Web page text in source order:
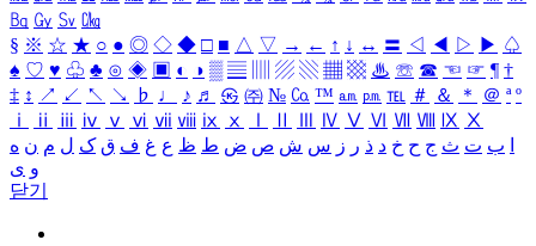
㏃ ㏉ ㏜ ㏆
§ ※ ☆ ★ ○ ● ◎ ◇ ◆ □ ■ △ ▽ → ← ↑ ↓ ↔ 〓 ◁ ◀ ▷ ▶ ♤
♠ ♡ ♥ ♧ ♣ ⊙ ◈ ▣ ◐ ◑ ▒ ▤ ▨ ▧ ▦ ▩ ♨ ☏ ☎ ☜ ☞ ¶ †
‡ ↕ ↗ ↙ ↖ ↘ ♭ ♩ ♪ ♬ ㉿ ㈜ № ㏇ ™ ㏂ ㏘ ℡ ＃ ＆ ＊ ＠ ª º
ⅰ
ⅱ ⅲ ⅳ ⅴ ⅵ ⅶ ⅷ ⅸ ⅹ Ⅳ Ⅴ Ⅵ Ⅶ Ⅷ Ⅸ Ⅹ
ب ت ث ج ح خ د ذ ر ز س ش ص ض ط ظ ع غ ف ق ک ل م ن ه
و ی
닫기